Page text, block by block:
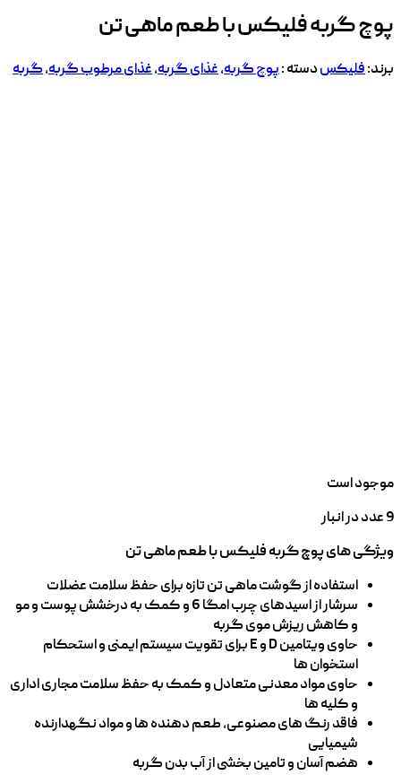
پوچ گربه فلیکس با طعم ماهی تن
برند:فلیکسدسته :پوچ گربه,غذای گربه,غذای مرطوب گربه,گربه
موجود است
9 عدد در انبار
ویژگی های پوچ گربه فلیکس با طعم ماهی تن
استفاده از گوشت ماهی تن تازه برای حفظ سلامت عضلات
سرشار از اسیدهای چرب امگا 6 و کمک به درخشش پوست و مو
و کاهش ریزش موی گربه
حاوی ویتامین D و E برای تقویت سیستم ایمنی و استحکام
استخوان ها
حاوی مواد معدنی متعادل و کمک به حفظ سلامت مجاری اداری
و کلیه ها
فاقد رنگ های مصنوعی، طعم دهنده ها و مواد نگهدارنده
شیمیایی
هضم آسان و تامین بخشی از آب بدن گربه